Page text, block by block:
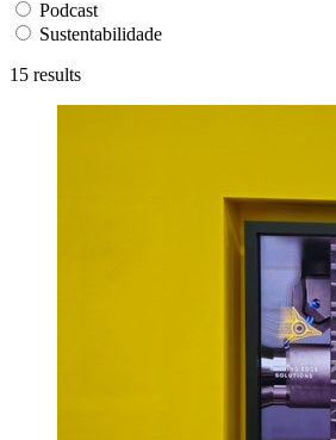
Podcast
Sustentabilidade
15 results